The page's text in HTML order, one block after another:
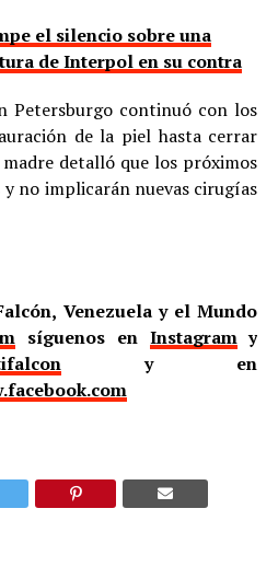
el silencio sobre una
de Interpol en su contra
Petersburgo continuó con los
de la piel hasta cerrar
detalló que los próximos
no implicarán nuevas cirugías
Venezuela y el Mundo
síguenos en Instagramy
y en